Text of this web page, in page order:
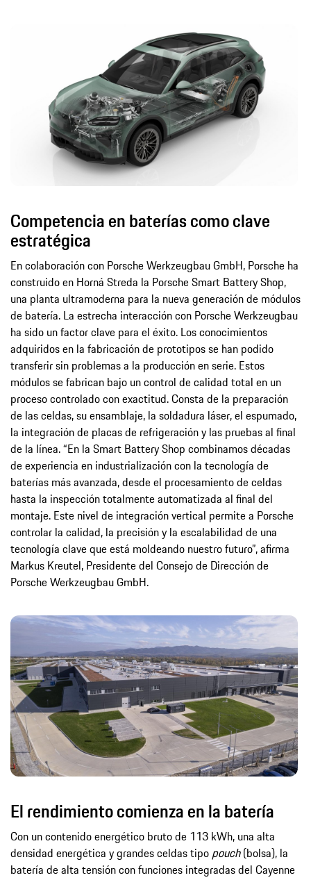
Competencia en baterías como clave
estratégica
En colaboración con Porsche Werkzeugbau GmbH, Porsche ha
construido en Horná Streda la Porsche Smart Battery Shop,
una planta ultramoderna para la nueva generación de módulos
de batería. La estrecha interacción con Porsche Werkzeugbau
ha sido un factor clave para el éxito. Los conocimientos
adquiridos en la fabricación de prototipos se han podido
transferir sin problemas a la producción en serie. Estos
módulos se fabrican bajo un control de calidad total en un
proceso controlado con exactitud. Consta de la preparación
de las celdas, su ensamblaje, la soldadura láser, el espumado,
la integración de placas de refrigeración y las pruebas al final
de la línea. “En la Smart Battery Shop combinamos décadas
de experiencia en industrialización con la tecnología de
baterías más avanzada, desde el procesamiento de celdas
hasta la inspección totalmente automatizada al final del
montaje. Este nivel de integración vertical permite a Porsche
controlar la calidad, la precisión y la escalabilidad de una
tecnología clave que está moldeando nuestro futuro”, afirma
Markus Kreutel, Presidente del Consejo de Dirección de
Porsche Werkzeugbau GmbH.
El rendimiento comienza en la batería
Con un contenido energético bruto de 113 kWh, una alta
densidad energética y grandes celdas tipo pouch(bolsa), la
batería de alta tensión con funciones integradas del Cayenne